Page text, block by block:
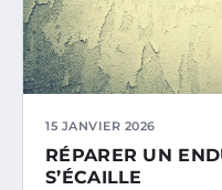
15 JANVIER 2026
RÉPARER UN
S’ÉCAILLE